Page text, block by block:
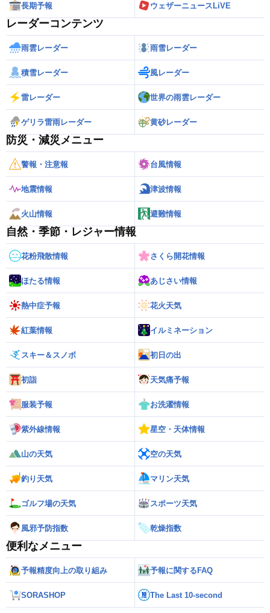
長期予報 ウェザーニュースLiVE
レーダーコンテンツ
雨雲レーダー 雨雪レーダー
積雪レーダー 風レーダー
雷レーダー 世界の雨雲レーダー
ゲリラ雷雨レーダー 黄砂レーダー
防災・減災メニュー
警報・注意報 台風情報
地震情報 津波情報
火山情報 避難情報
自然・季節・レジャー情報
花粉飛散情報 さくら開花情報
ほたる情報 あじさい情報
熱中症予報 花火天気
紅葉情報 イルミネーション
スキー＆スノボ 初日の出
初詣 天気痛予報
服装予報 お洗濯情報
紫外線情報 星空・天体情報
山の天気 空の天気
釣り天気 マリン天気
ゴルフ場の天気 スポーツ天気
風邪予防指数 乾燥指数
便利なメニュー
予報精度向上の取り組み 予報に関するFAQ
SORASHOP The Last 10-second